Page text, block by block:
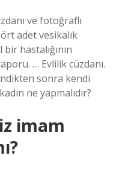
ve fotoğraflı
adet vesikalık
hastalığının
… Evlilik cüzdanı.
sonra kendi
ne yapmalıdır?
imam